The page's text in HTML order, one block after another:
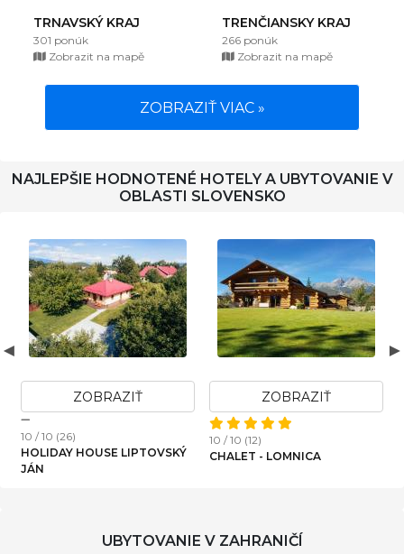
TRNAVSKÝ KRAJ
301 ponúk
Zobrazit na mapě
TRENČIANSKY KRAJ
266 ponúk
Zobrazit na mapě
ZOBRAZIŤ VIAC »
NAJLEPŠIE HODNOTENÉ HOTELY A UBYTOVANIE V
OBLASTI SLOVENSKO
LIPTOVSKÝ
CHALET - LOMNICA
APARTMAN
UBYTOVANIE V ZAHRANIČÍ